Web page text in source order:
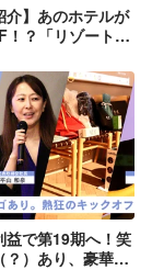
介】あのホテルが
！？「リゾートワ
事”の全力支援制
益で第19期へ！笑
？）あり、豪華景